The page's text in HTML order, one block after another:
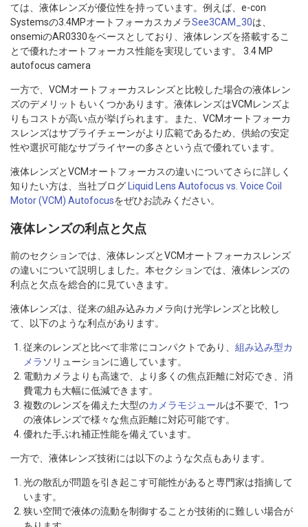
ては、液体レンズが優位性を持っています。例えば、e-con
Systemsの3.4MPオートフォーカスカメラSee3CAM_30は、
onsemiのAR0330をベースとしており、液体レンズを搭載するこ
とで優れたオートフォーカス性能を実現しています。 3.4 MP
autofocus camera
一方で、VCMオートフォーカスレンズと比較した場合の液体レン
ズのデメリットもいくつかあります。液体レンズはVCMレンズよ
りもコストが高い点が挙げられます。また、VCMオートフォーカ
スレンズはサプライチェーンがより広範であるため、供給の安定
性や選択可能なサプライヤーの多さという点で優れています。
液体レンズとVCMオートフォーカスの違いについてさらに詳しく
知りたい方は、当社ブログ Liquid Lens Autofocus vs. Voice Coil
Motor (VCM) Autofocusをぜひお読みください。
液体レンズの利点と欠点
前のセクションでは、液体レンズとVCMオートフォーカスレンズ
の違いについて説明しました。本セクションでは、液体レンズの
利点と欠点を総合的に見ていきます。
液体レンズは、従来の組み込みカメラ向け光学レンズと比較し
て、以下のような利点があります。
従来のレンズと比べて非常にコンパクトであり、 組み込み型カ
メラ ソリューションに適しています。
電動カメラよりも高速で、より多くの焦点距離に対応でき、消
費電力も大幅に低減できます。
複数のレンズを備えた大型のカメラモジュールは不要で、1つ
の液体レンズで様々な焦点距離に対応可能です。
優れた手ぶれ補正性能を備えています。
一方で、液体レンズ技術には以下のような欠点もあります。
光の散乱が問題を引き起こす可能性があると専門家は指摘して
います。
狭い空間で液体の流動を制御することが技術的に難しい場合が